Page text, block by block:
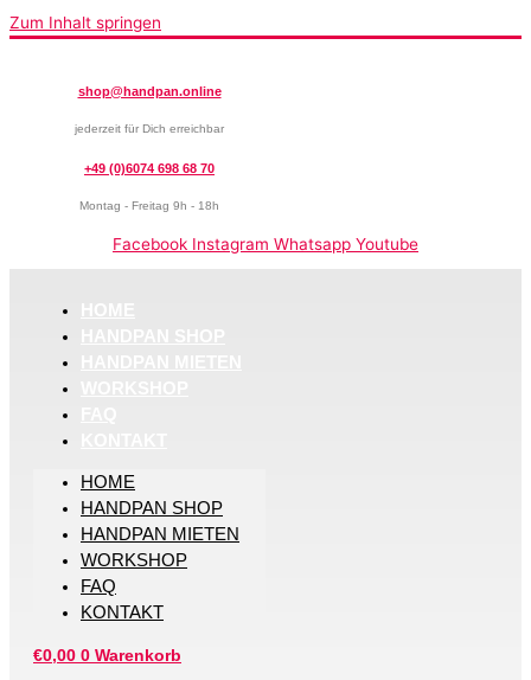
Zum Inhalt springen
shop@handpan.online
jederzeit für Dich erreichbar
+49 (0)6074 698 68 70
Montag - Freitag 9h - 18h
Facebook Instagram Whatsapp Youtube
HOME
HANDPAN SHOP
HANDPAN MIETEN
WORKSHOP
FAQ
KONTAKT
€0,00 0 Warenkorb